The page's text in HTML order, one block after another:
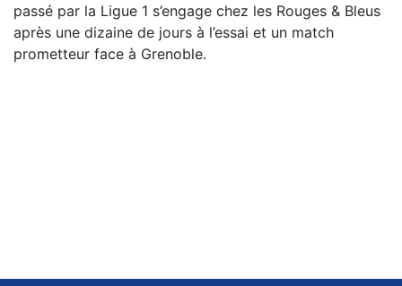
passé par la Ligue 1 s’engage chez les Rouges & Bleus
après une dizaine de jours à l’essai et un match
prometteur face à Grenoble.